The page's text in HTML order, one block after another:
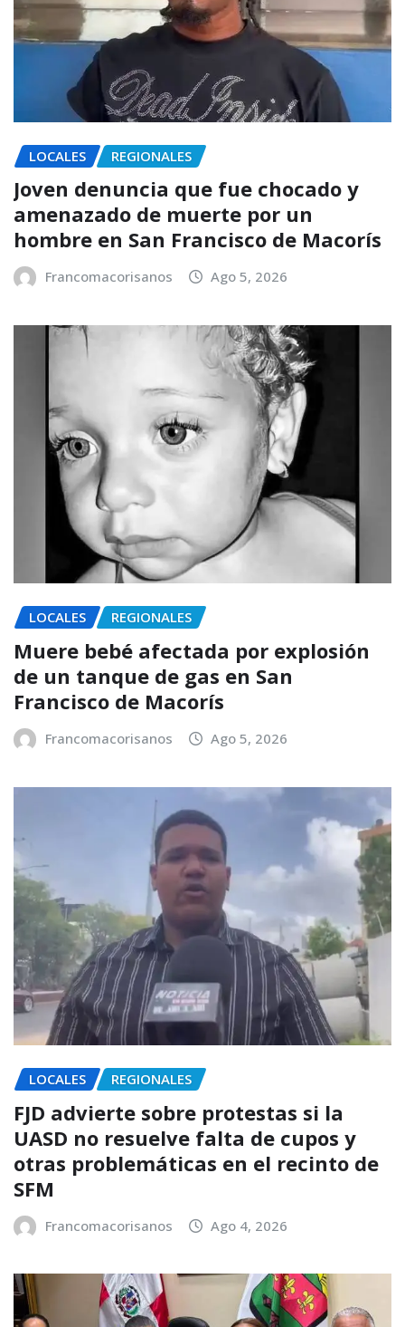
LOCALES REGIONALES
Joven denuncia que fue chocado y
amenazado de muerte por un
hombre en San Francisco de Macorís
Francomacorisanos Ago 5, 2026
LOCALES REGIONALES
Muere bebé afectada por explosión
de un tanque de gas en San
Francisco de Macorís
Francomacorisanos Ago 5, 2026
LOCALES REGIONALES
FJD advierte sobre protestas si la
UASD no resuelve falta de cupos y
otras problemáticas en el recinto de
SFM
Francomacorisanos Ago 4, 2026